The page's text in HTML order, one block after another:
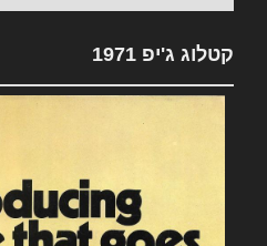
קטלוג ג'יפ 1971